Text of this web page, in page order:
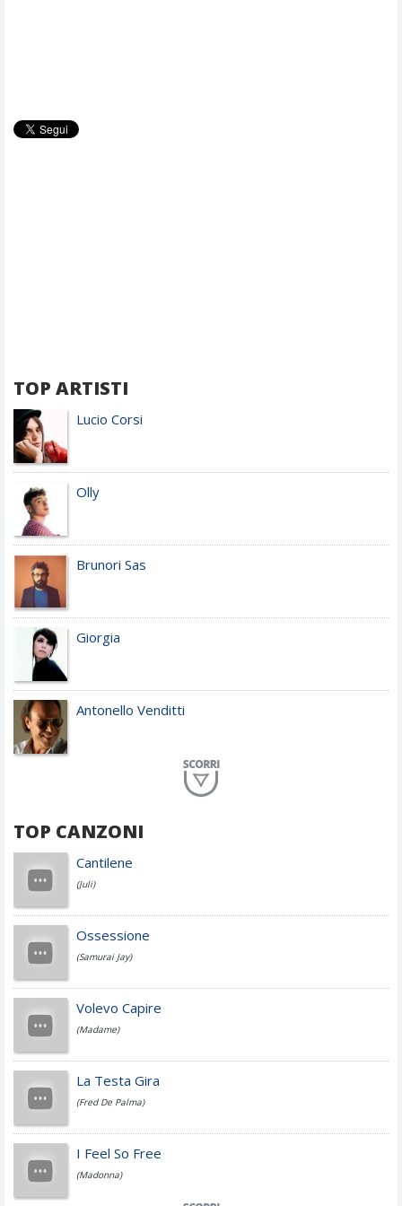
TOP ARTISTI
Lucio Corsi
Olly
Brunori Sas
Giorgia
Antonello Venditti
Achille Lauro
Cesare Cremonini
Jovanotti
Fedez
Simone Cristicchi
TOP CANZONI
Cantilene
(Juli)
Ossessione
(Samurai Jay)
Volevo Capire
(Madame)
La Testa Gira
(Fred De Palma)
I Feel So Free
(Madonna)